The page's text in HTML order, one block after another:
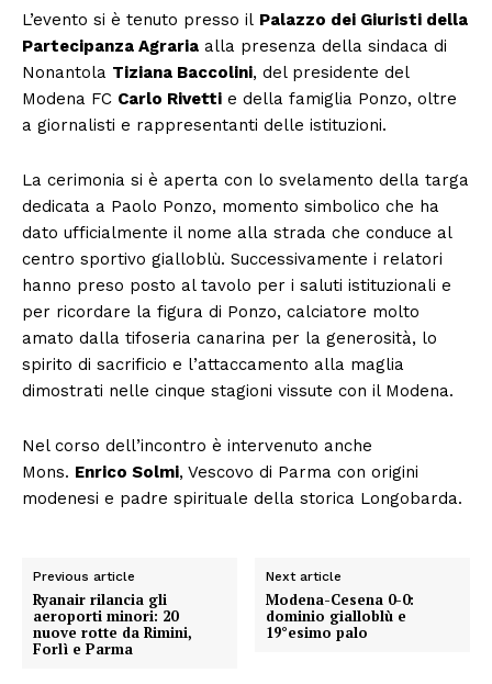
L’evento si è tenuto presso il Palazzo dei Giuristi della
Partecipanza Agraria alla presenza della sindaca di
Nonantola Tiziana Baccolini, del presidente del
Modena FC Carlo Rivetti e della famiglia Ponzo, oltre
a giornalisti e rappresentanti delle istituzioni.
La cerimonia si è aperta con lo svelamento della targa
dedicata a Paolo Ponzo, momento simbolico che ha
dato ufficialmente il nome alla strada che conduce al
centro sportivo gialloblù. Successivamente i relatori
hanno preso posto al tavolo per i saluti istituzionali e
per ricordare la figura di Ponzo, calciatore molto
amato dalla tifoseria canarina per la generosità, lo
spirito di sacrificio e l’attaccamento alla maglia
dimostrati nelle cinque stagioni vissute con il Modena.
Nel corso dell’incontro è intervenuto anche
Mons. Enrico Solmi, Vescovo di Parma con origini
modenesi e padre spirituale della storica Longobarda.
Previous article
Ryanair rilancia gli
aeroporti minori: 20
nuove rotte da Rimini,
Forlì e Parma
Next article
Modena-Cesena 0-0:
dominio gialloblù e
19°esimo palo